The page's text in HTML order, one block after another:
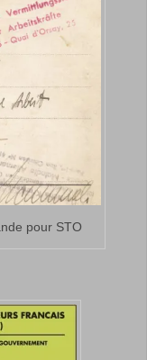
pour STO